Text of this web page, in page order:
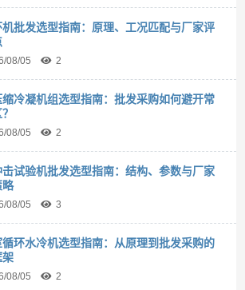
机批发选型指南：原理、工况匹配与厂家评
08/05 2
缩冷凝机组选型指南：批发采购如何避开常
08/05 2
击试验机批发选型指南：结构、参数与厂家
略
08/05 3
循环水冷机选型指南：从原理到批发采购的
架
08/05 2